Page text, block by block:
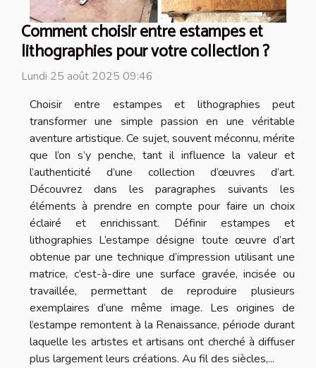
Comment choisir entre estampes et
lithographies pour votre collection ?
Lundi 25 août 2025 09:46
Choisir entre estampes et lithographies peut
transformer une simple passion en une véritable
aventure artistique. Ce sujet, souvent méconnu, mérite
que l’on s’y penche, tant il influence la valeur et
l’authenticité d’une collection d’œuvres d’art.
Découvrez dans les paragraphes suivants les
éléments à prendre en compte pour faire un choix
éclairé et enrichissant. Définir estampes et
lithographies L’estampe désigne toute œuvre d’art
obtenue par une technique d’impression utilisant une
matrice, c’est-à-dire une surface gravée, incisée ou
travaillée, permettant de reproduire plusieurs
exemplaires d’une même image. Les origines de
l’estampe remontent à la Renaissance, période durant
laquelle les artistes et artisans ont cherché à diffuser
plus largement leurs créations. Au fil des siècles,...